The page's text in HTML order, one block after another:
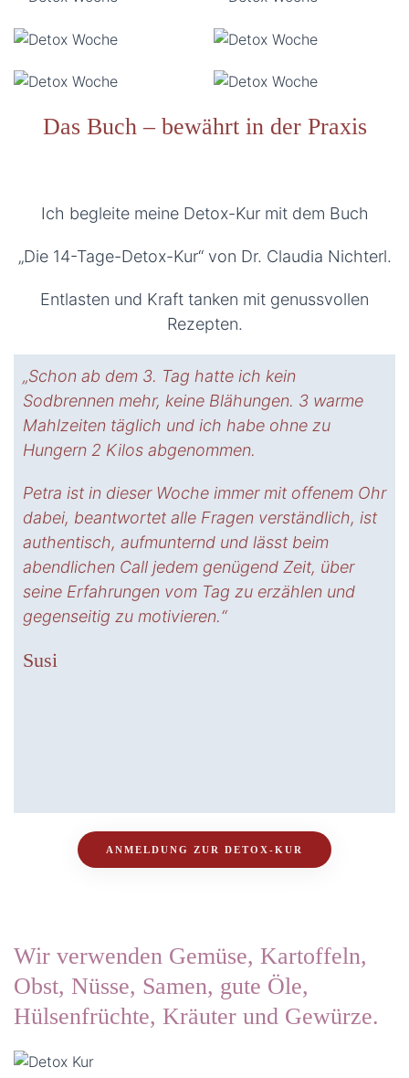
Das Buch – bewährt in der Praxis
Ich begleite meine Detox-Kur mit dem Buch
„Die 14-Tage-Detox-Kur“ von Dr. Claudia Nichterl.
Entlasten und Kraft tanken mit genussvollen
Rezepten.
„Schon ab dem 3. Tag hatte ich kein
Sodbrennen mehr, keine Blähungen. 3 warme
Mahlzeiten täglich und ich habe ohne zu
Hungern 2 Kilos abgenommen.
Petra ist in dieser Woche immer mit offenem Ohr
dabei, beantwortet alle Fragen verständlich, ist
authentisch, aufmunternd und lässt beim
abendlichen Call jedem genügend Zeit, über
seine Erfahrungen vom Tag zu erzählen und
gegenseitig zu motivieren.“
Susi
ANMELDUNG ZUR DETOX-KUR
Wir verwenden Gemüse, Kartoffeln,
Obst, Nüsse, Samen, gute Öle,
Hülsenfrüchte, Kräuter und Gewürze.